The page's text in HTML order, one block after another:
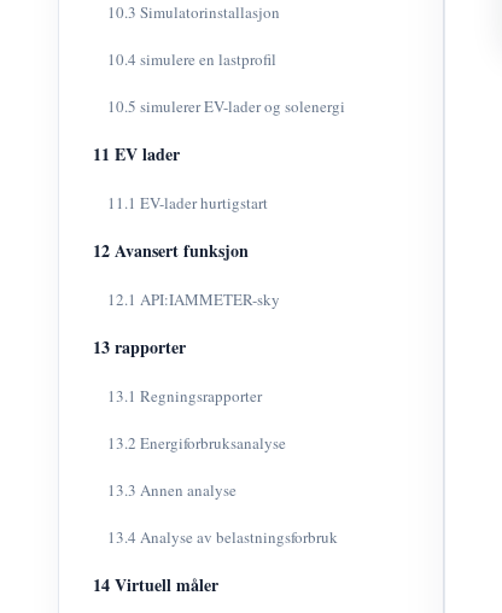
10.3 Simulatorinstallasjon
10.4 simulere en lastprofil
10.5 simulerer EV-lader og solenergi
11 EV lader
11.1 EV-lader hurtigstart
12 Avansert funksjon
12.1 API:IAMMETER-sky
13 rapporter
13.1 Regningsrapporter
13.2 Energiforbruksanalyse
13.3 Annen analyse
13.4 Analyse av belastningsforbruk
14 Virtuell måler